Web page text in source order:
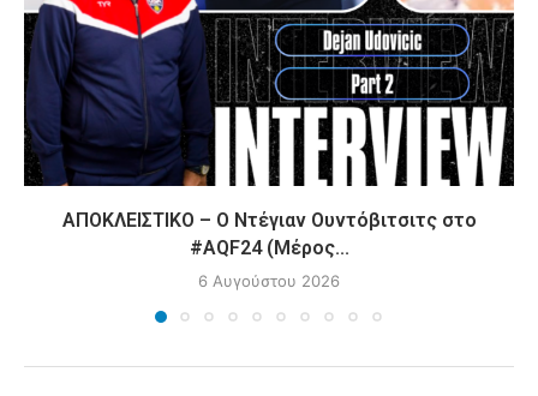
ΑΠΟΚΛΕΙΣΤΙΚΟ – Ο Ντέγιαν Ουντόβιτσιτς στο
#AQF24 (Μέρος...
6 Αυγούστου 2026